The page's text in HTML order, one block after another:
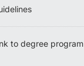
to degree program